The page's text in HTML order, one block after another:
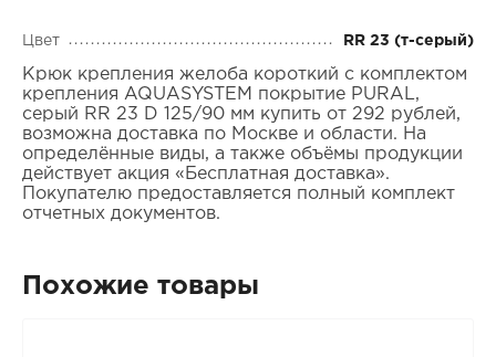
Цвет RR 23 (т-серый)
Крюк крепления желоба короткий с комплектом
крепления AQUASYSTEM покрытие PURAL,
серый RR 23 D 125/90 мм купить от 292 рублей,
возможна доставка по Москве и области. На
определённые виды, а также объёмы продукции
действует акция «Бесплатная доставка».
Покупателю предоставляется полный комплект
отчетных документов.
Похожие товары